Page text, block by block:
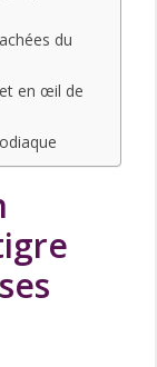
du
en œil de